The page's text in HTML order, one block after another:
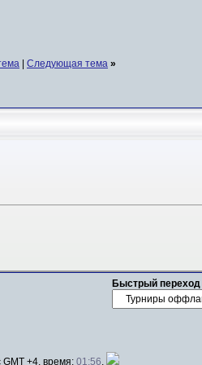
| Следующая тема »
Быстрый переход
+4, время: 01:56.